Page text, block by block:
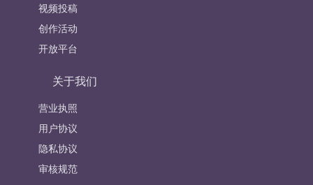
视频投稿
创作活动
开放平台
关于我们
营业执照
用户协议
隐私协议
审核规范